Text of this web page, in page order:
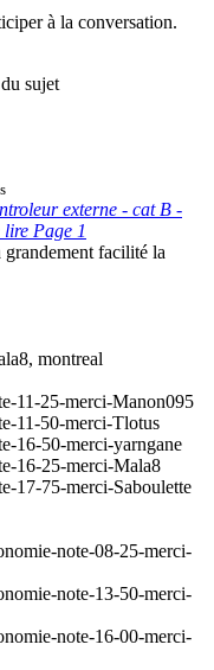
à la conversation.
sujet
externe - cat B -
Page 1
facilité la
montreal
11-25-merci-Manon095
11-50-merci-Tlotus
16-50-merci-yarngane
16-25-merci-Mala8
17-75-merci-Saboulette
note-08-25-merci-
note-13-50-merci-
note-16-00-merci-